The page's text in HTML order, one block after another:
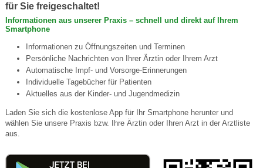
für Sie freigeschaltet!
Informationen aus unserer Praxis – schnell und direkt auf Ihrem
Smartphone
Informationen zu Öffnungszeiten und Terminen
Persönliche Nachrichten von Ihrer Ärztin oder Ihrem Arzt
Automatische Impf- und Vorsorge-Erinnerungen
Individuelle Tagebücher für Patienten
Aktuelles aus der Kinder- und Jugendmedizin
Laden Sie sich die kostenlose App für Ihr Smartphone herunter und
wählen Sie unsere Praxis bzw. Ihre Ärztin oder Ihren Arzt in der Arztliste
aus.